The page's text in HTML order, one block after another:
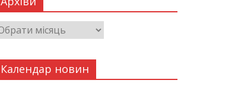
Календар новин